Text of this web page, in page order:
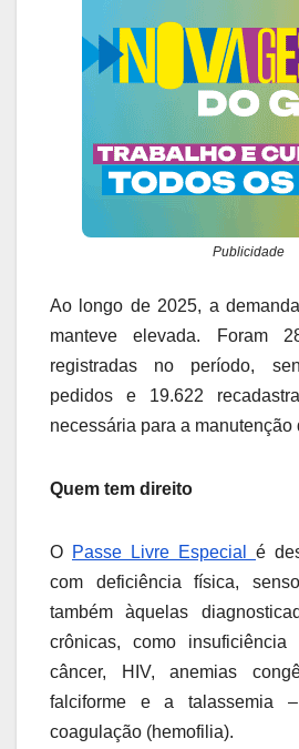
Publicidade
Ao longo de 2025, a
manteve elevada. Foram
registradas no período,
pedidos e 19.622
necessária para a manutenção
Quem tem direito
O Passe Livre Especial é
com deficiência física,
também àquelas
crônicas, como
câncer, HIV, anemias
falciforme e a talassemia
coagulação (hemofilia).